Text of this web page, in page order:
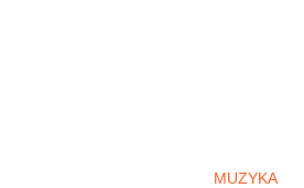
MUZYKA